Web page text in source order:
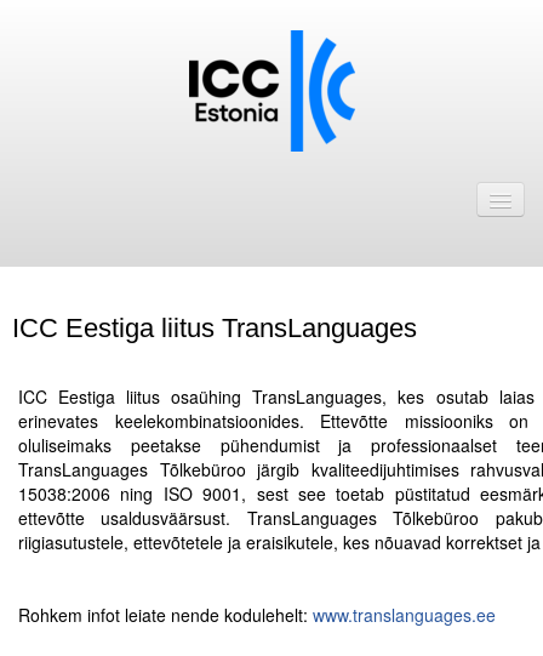
ICC Eesti liikmebaas
Liikmete pakkumised
Astu ICC Eesti liikmeks!
Kalender
ICC Eesti
ICC Eestiga liitus TransLanguages
ICC Eestiga liitus osaühing TransLanguages, kes osutab
erinevates keelekombinatsioonides. Ettevõtte missiooniks
oluliseimaks peetakse pühendumist ja professionaalset
TransLanguages Tõlkebüroo järgib kvaliteedijuhtimises
15038:2006 ning ISO 9001, sest see toetab püstitatud
ettevõtte usaldusväärsust. TransLanguages Tõlkebüroo
riigiasutustele, ettevõtetele ja eraisikutele, kes nõuavad korrektset
Rohkem infot leiate nende kodulehelt: www.translanguages.ee